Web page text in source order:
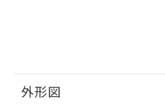
外形図
51物質の非含有証明書
※本証明書は発行日時